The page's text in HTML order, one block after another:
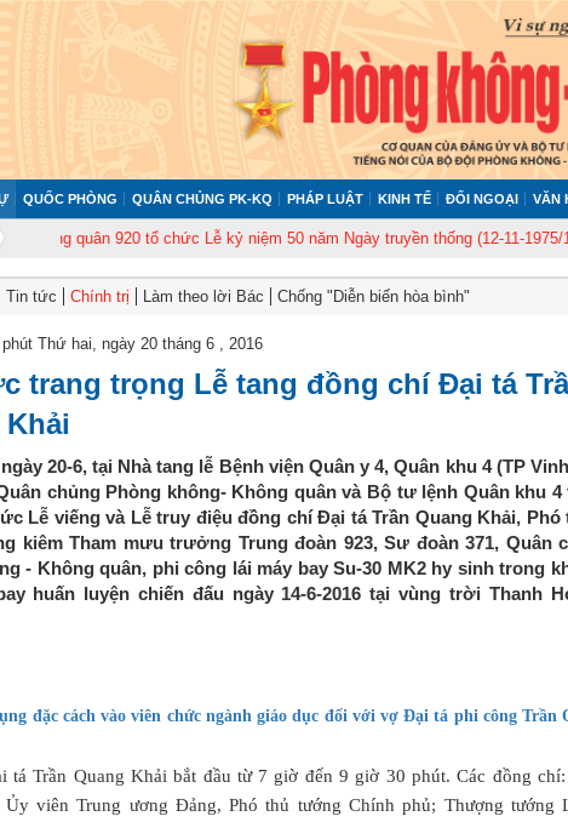
QUỐC PHÒNG QUÂN CHỦNG PK-KQ PHÁP LUẬT KINH TẾ ĐỐI NGOẠI VĂN
quân 920 tổ chức Lễ kỷ niệm 50 năm Ngày truyền thống (12-11-1975/12-11-
Tin tức Chính trị Làm theo lời Bác Chống "Diễn biến hòa bình"
Thứ hai, ngày 20 tháng 6 , 2016
trang trọng Lễ tang đồng chí Đại tá
20-6, tại Nhà tang lễ Bệnh viện Quân y 4, Quân khu 4 (TP
chủng Phòng không- Không quân và Bộ tư lệnh Quân khu 4
Lễ viếng và Lễ truy điệu đồng chí Đại tá Trần Quang Khải, Phó
kiêm Tham mưu trưởng Trung đoàn 923, Sư đoàn 371, Quân
- Không quân, phi công lái máy bay Su-30 MK2 hy sinh trong
huấn luyện chiến đấu ngày 14-6-2016 tại vùng trời Thanh
đặc cách vào viên chức ngành giáo dục đối với vợ Đại tá phi công Trần
tá Trần Quang Khải bắt đầu từ 7 giờ đến 9 giờ 30 phút. Các đồng chí:
viên Trung ương Đảng, Phó thủ tướng Chính phủ; Thượng tướng